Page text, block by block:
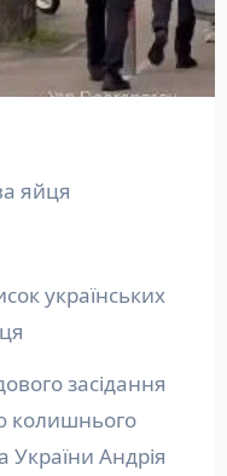
яйця
українських
колишнього
України Андрія